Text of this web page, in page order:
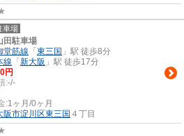
車場
田駐車場
堂筋線 「 東三国 」駅 徒歩8分
線 「 新大阪 」駅 徒歩17分
円
:-/-
:1ヶ月/0ヶ月
阪市淀川区東三国 ４丁目